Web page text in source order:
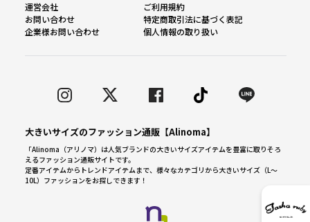
運営会社
ご利用規約
お問い合わせ
特定商取引法に基づく表記
企業様お問い合わせ
個人情報の取り扱い
大きいサイズのファッション通販【Alinoma】
「Alinoma（アリノマ）は人気ブランドの大きいサイズアイテムを豊富に取りそろ
えるファッション通販サイトです。
定番アイテムからトレンドアイテムまで、様々なカテゴリから大きいサイズ（L～
10L）ファッションをお探しできます！